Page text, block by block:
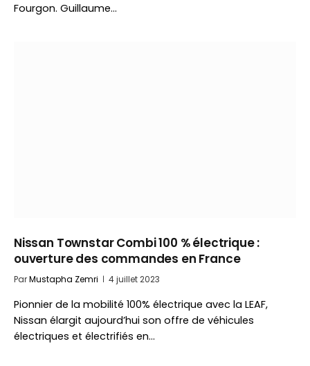
Fourgon. Guillaume…
Nissan Townstar Combi 100 % électrique :
ouverture des commandes en France
ParMustapha Zemri 4 juillet 2023
Pionnier de la mobilité 100% électrique avec la LEAF,
Nissan élargit aujourd’hui son offre de véhicules
électriques et électrifiés en…